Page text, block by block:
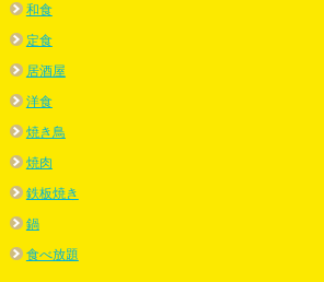
和食
定食
居酒屋
洋食
焼き鳥
焼肉
鉄板焼き
鍋
食べ放題